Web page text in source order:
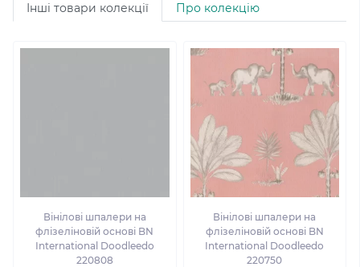
Інші товари колекції Про колекцію
Вінілові шпалери на
флізеліновій основі BN
International Doodleedo
220808
Вінілові шпалери на
флізеліновій основі BN
International Doodleedo
220750